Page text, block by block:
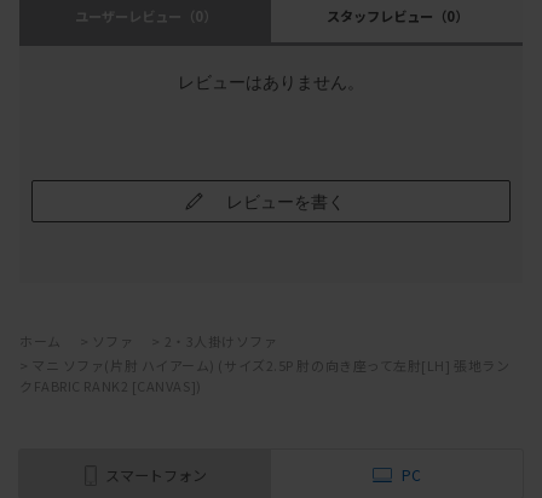
ユーザーレビュー （0） スタッフレビュー （0）
レビューはありません。
レビューを書く
ホーム ソファ
2・3人掛けソファ
マニ ソファ(片肘 ハイアーム) (サイズ2.5P 肘の向き座って左肘[LH] 張地ラン
クFABRIC RANK2 [CANVAS])
スマートフォン PC